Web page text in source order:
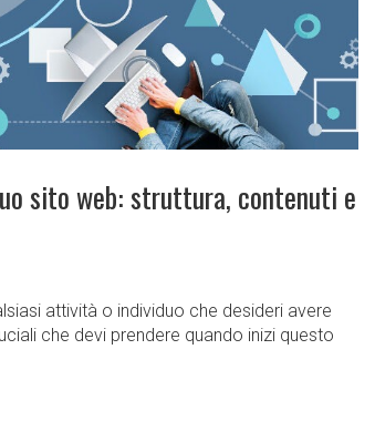
sito web: struttura, contenuti e
attività o individuo che desideri avere
che devi prendere quando inizi questo